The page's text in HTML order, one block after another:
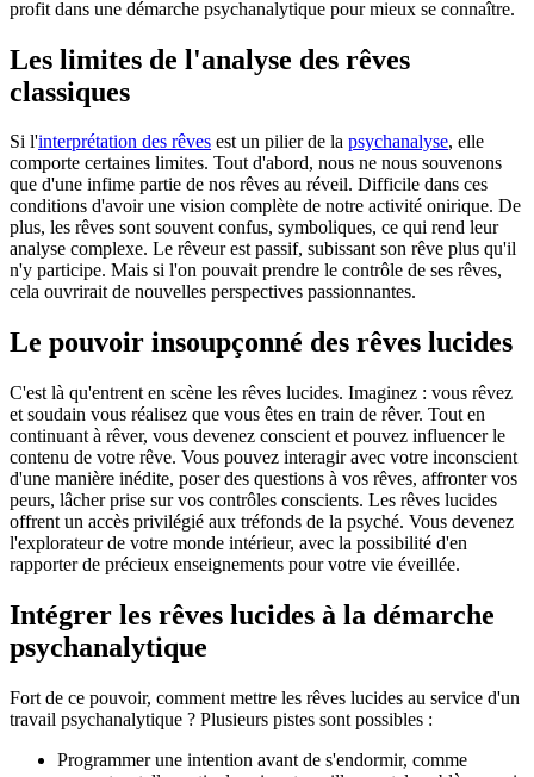
profit dans une démarche psychanalytique pour mieux se connaître.
Les limites de l'analyse des rêves
classiques
Si l'interprétation des rêves est un pilier de la psychanalyse, elle
comporte certaines limites. Tout d'abord, nous ne nous souvenons
que d'une infime partie de nos rêves au réveil. Difficile dans ces
conditions d'avoir une vision complète de notre activité onirique. De
plus, les rêves sont souvent confus, symboliques, ce qui rend leur
analyse complexe. Le rêveur est passif, subissant son rêve plus qu'il
n'y participe. Mais si l'on pouvait prendre le contrôle de ses rêves,
cela ouvrirait de nouvelles perspectives passionnantes.
Le pouvoir insoupçonné des rêves lucides
C'est là qu'entrent en scène les rêves lucides. Imaginez : vous rêvez
et soudain vous réalisez que vous êtes en train de rêver. Tout en
continuant à rêver, vous devenez conscient et pouvez influencer le
contenu de votre rêve. Vous pouvez interagir avec votre inconscient
d'une manière inédite, poser des questions à vos rêves, affronter vos
peurs, lâcher prise sur vos contrôles conscients. Les rêves lucides
offrent un accès privilégié aux tréfonds de la psyché. Vous devenez
l'explorateur de votre monde intérieur, avec la possibilité d'en
rapporter de précieux enseignements pour votre vie éveillée.
Intégrer les rêves lucides à la démarche
psychanalytique
Fort de ce pouvoir, comment mettre les rêves lucides au service d'un
travail psychanalytique ? Plusieurs pistes sont possibles :
Programmer une intention avant de s'endormir, comme